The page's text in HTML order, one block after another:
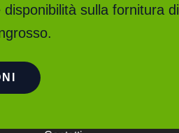
sulla fornitura di